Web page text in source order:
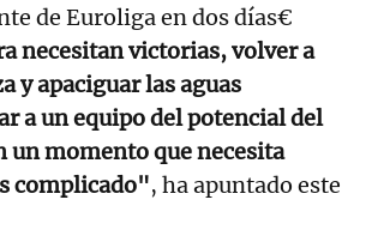
de Euroliga en dos días€
necesitan victorias, volver a
y apaciguar las aguas
a un equipo del potencial del
un momento que necesita
complicado", ha apuntado este